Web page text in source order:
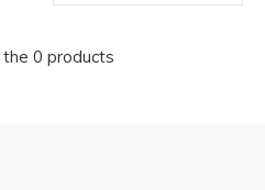
0 products